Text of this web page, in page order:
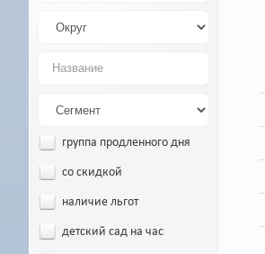
группа продленного дня
со скидкой
наличие льгот
детский сад на час